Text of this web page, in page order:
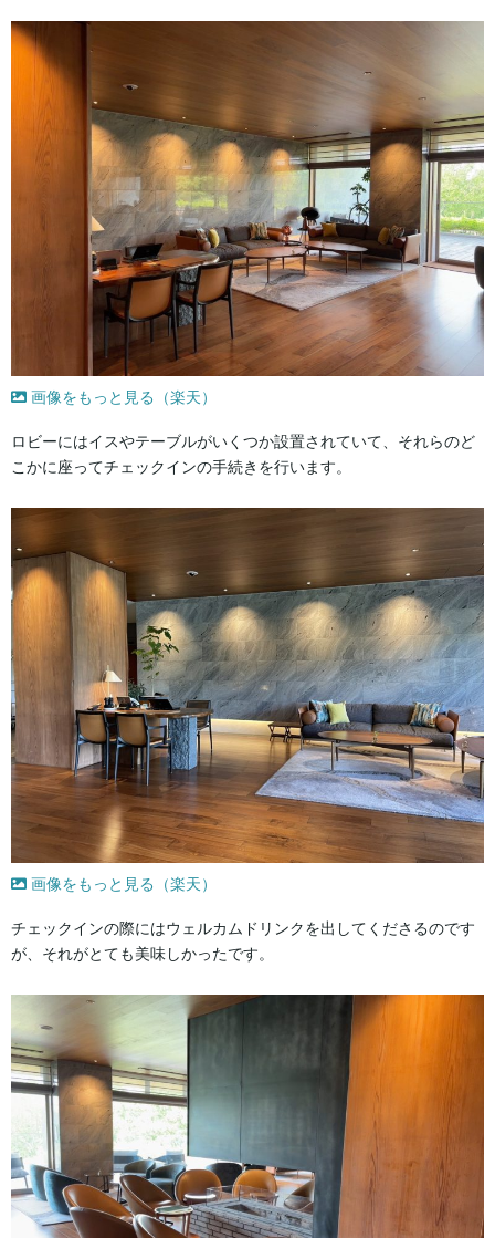
画像をもっと見る（楽天）
ロビーにはイスやテーブルがいくつか設置されていて、それらのど
こかに座ってチェックインの手続きを行います。
画像をもっと見る（楽天）
チェックインの際にはウェルカムドリンクを出してくださるのです
が、それがとても美味しかったです。